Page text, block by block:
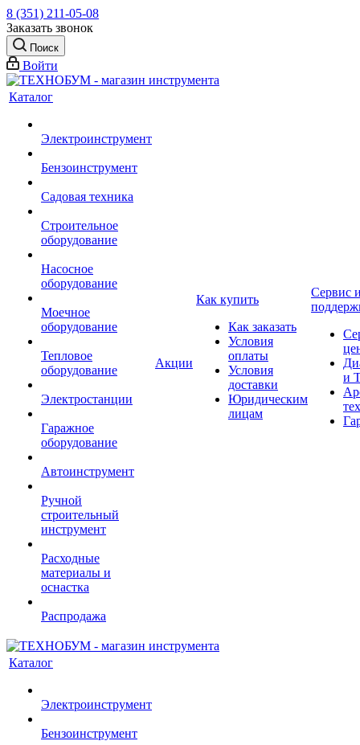
8 (351) 211-05-08
Заказать звонок
Поиск
Войти
Каталог
Электроинструмент
Бензоинструмент
Садовая техника
Строительное
оборудование
Насосное
оборудование
Моечное
оборудование
Тепловое
оборудование
Электростанции
Гаражное
оборудование
Автоинструмент
Ручной
строительный
инструмент
Расходные
материалы и
оснастка
Распродажа
Акции
Как купить
Как заказать
Условия
оплаты
Условия
доставки
Юридическим
лицам
Сервис
и
Каталог
Электроинструмент
Бензоинструмент